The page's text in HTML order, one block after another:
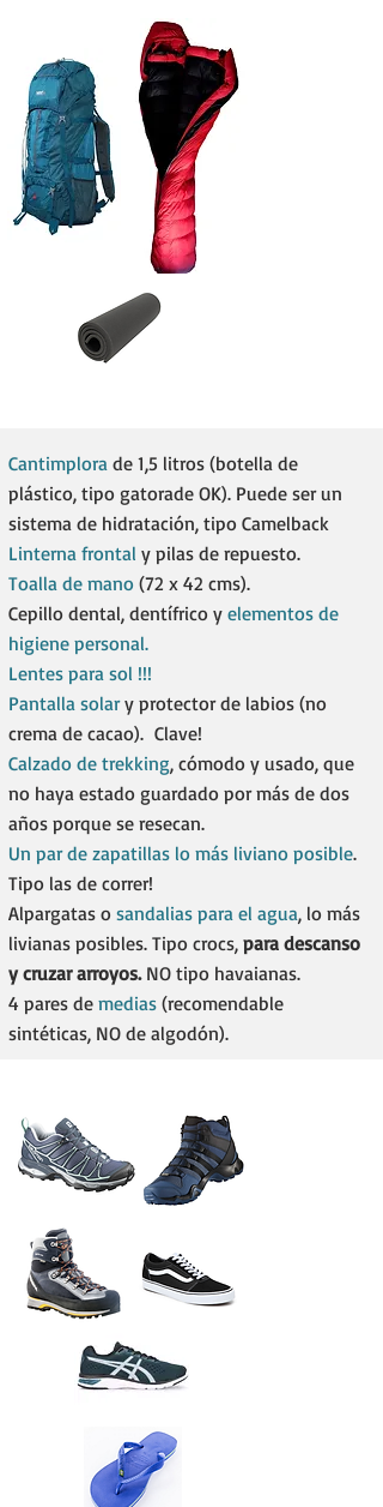
Cantimplora de 1,5 litros (botella de
plástico, tipo gatorade OK). Puede ser un
sistema de hidratación, tipo Camelback​
Linterna frontal y pilas de repuesto.​
Toalla de mano (72 x 42 cms).
Cepillo dental, dentífrico y elementos de
higiene personal.
Lentes para sol !!!
Pantalla solary protector de labios (no
crema de cacao). Clave!
Calzado de trekking, cómodo y usado, que
no haya estado guardado por más de dos
años porque se resecan.
Un par de zapatillas lo más liviano posible.
Tipo las de correr!
Alpargatas o sandalias para el agua, lo más
livianas posibles. Tipo crocs, para descanso
y cruzar arroyos. NO tipo havaianas.
4 pares de medias (recomendable
sintéticas, NO de algodón).